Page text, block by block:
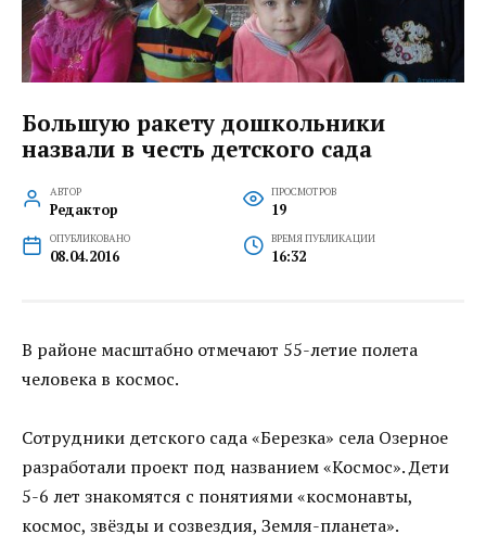
Большую ракету дошкольники
назвали в честь детского сада
АВТОР
Редактор
ПРОСМОТРОВ
19
ОПУБЛИКОВАНО
08.04.2016
ВРЕМЯ ПУБЛИКАЦИИ
16:32
В районе масштабно отмечают 55-летие полета
человека в космос.
Сотрудники детского сада «Березка» села Озерное
разработали проект под названием «Космос». Дети
5-6 лет знакомятся с понятиями «космонавты,
космос, звёзды и созвездия, Земля-планета».